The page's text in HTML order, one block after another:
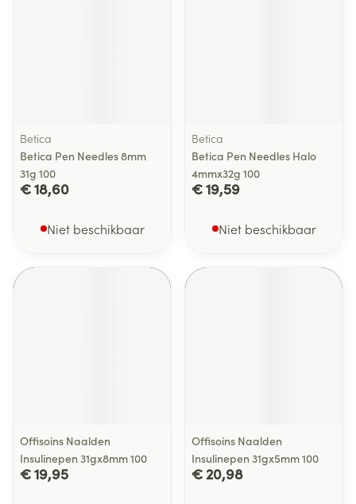
Betica
Betica Pen Needles 8mm
31g 100
€ 18,60
Niet beschikbaar
Betica
Betica Pen Needles Halo
4mmx32g 100
€ 19,59
Niet beschikbaar
Offisoins Naalden
Insulinepen 31gx8mm 100
€ 19,95
Offisoins Naalden
Insulinepen 31gx5mm 100
€ 20,98